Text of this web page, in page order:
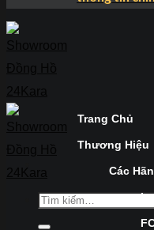
Trang Chủ
Thương Hiệu
Các